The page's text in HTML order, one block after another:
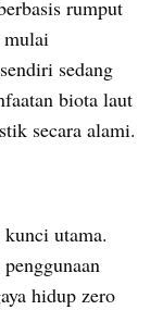
rumput
sedang
biota laut
secara alami.
utama.
hidup zero